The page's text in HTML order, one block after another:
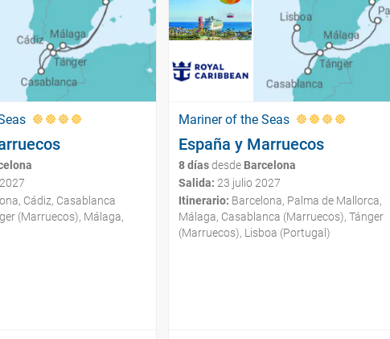
Cádiz, Casablanca
(Marruecos), Málaga,
Mariner of the Seas
España y Marruecos
8 díasdesde Barcelona
Salida: 23 julio 2027
Itinerario: Barcelona, Palma de Mallorca,
Málaga, Casablanca (Marruecos), Tánger
(Marruecos), Lisboa (Portugal)